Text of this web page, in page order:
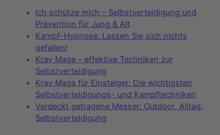
Ich schütze mich – Selbstverteidigung und
Prävention für Jung & Alt
Kampf-Hypnose: Lassen Sie sich nichts
gefallen!
Krav Maga – effektive Techniken zur
Selbstverteidigung
Krav Maga für Einsteiger: Die wichtigsten
Selbstverteidigungs- und Kampftechniken
Verdeckt getragene Messer: Outdoor, Alltag,
Selbstverteidigung